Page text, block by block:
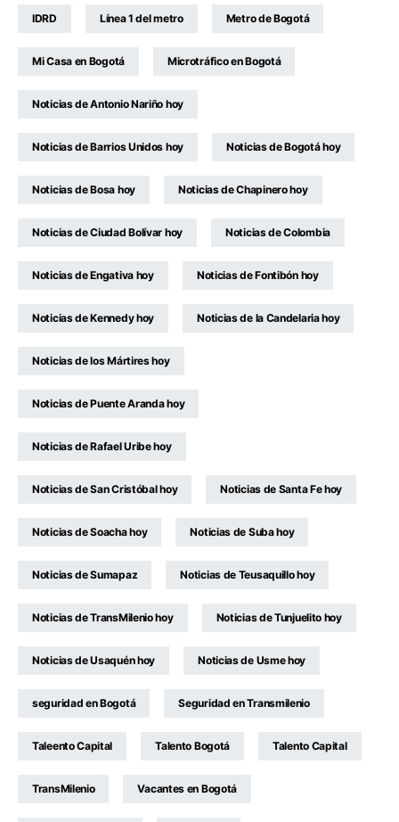
IDRD Línea 1 del metro Metro de Bogotá
Mi Casa en Bogotá Microtráfico en Bogotá
Noticias de Antonio Nariño hoy
Noticias de Barrios Unidos hoy Noticias de Bogotá hoy
Noticias de Bosa hoy Noticias de Chapinero hoy
Noticias de Ciudad Bolívar hoy Noticias de Colombia
Noticias de Engativa hoy Noticias de Fontibón hoy
Noticias de Kennedy hoy Noticias de la Candelaria hoy
Noticias de los Mártires hoy
Noticias de Puente Aranda hoy
Noticias de Rafael Uribe hoy
Noticias de San Cristóbal hoy Noticias de Santa Fe hoy
Noticias de Soacha hoy Noticias de Suba hoy
Noticias de Sumapaz Noticias de Teusaquillo hoy
Noticias de TransMilenio hoy Noticias de Tunjuelito hoy
Noticias de Usaquén hoy Noticias de Usme hoy
seguridad en Bogotá Seguridad en Transmilenio
Taleento Capital Talento Bogotá Talento Capital
TransMilenio Vacantes en Bogotá